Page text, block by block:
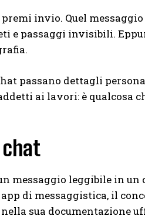
premi invio. Quel
e passaggi invisibili.
passano dettagli
ai lavori: è qualcosa
chat
messaggio leggibile in
di messaggistica, il
nella sua documentazione